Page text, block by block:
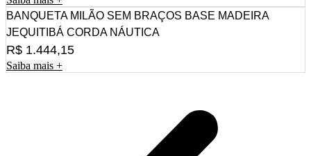
BANQUETA MILÃO SEM BRAÇOS BASE MADEIRA
JEQUITIBÁ CORDA NÁUTICA
R$ 1.444,15
Saiba mais +